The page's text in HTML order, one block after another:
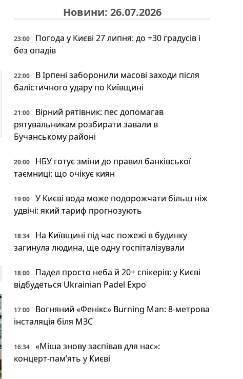
Новини: 26.07.2026
23:00
Погода у Києві 27 липня: до +30 градусів і
без опадів
22:00
В Ірпені заборонили масові заходи після
балістичного удару по Київщині
21:00
Вірний рятівник: пес допомагав
рятувальникам розбирати завали в
Бучанському районі
20:00
НБУ готує зміни до правил банківської
таємниці: що очікує киян
19:00
У Києві вода може подорожчати більш ніж
удвічі: який тариф прогнозують
18:34
На Київщині під час пожежі в будинку
загинула людина, ще одну госпіталізували
18:00
Падел просто неба й 20+ спікерів: у Києві
відбудеться Ukrainian Padel Expo
17:00
Вогняний «Фенікс» Burning Man: 8-метрова
інсталяція біля МЗС
16:34
«Міша знову заспівав для нас»:
концерт‑пам’ять у Києві